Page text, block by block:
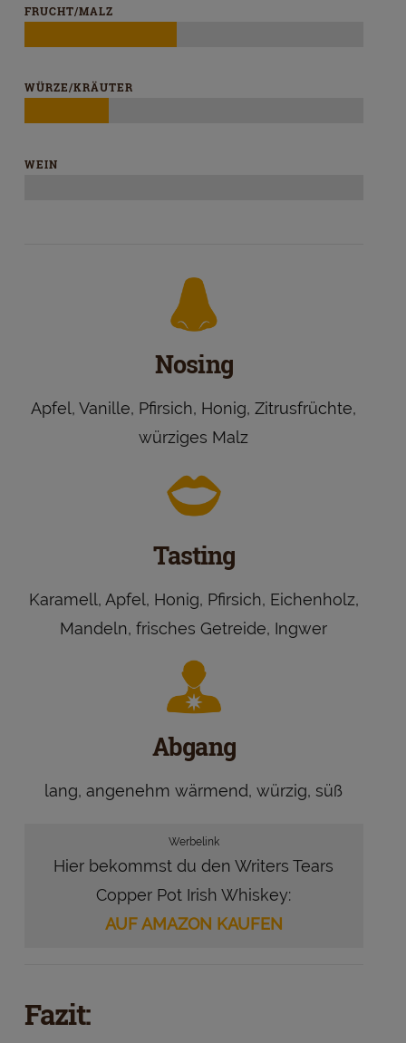
FRUCHT/MALZ
WÜRZE/KRÄUTER
WEIN
Nosing
Apfel, Vanille, Pfirsich, Honig, Zitrusfrüchte,
würziges Malz
Tasting
Karamell, Apfel, Honig, Pfirsich, Eichenholz,
Mandeln, frisches Getreide, Ingwer
Abgang
lang, angenehm wärmend, würzig, süß
Werbelink
Hier bekommst du den Writers Tears
Copper Pot Irish Whiskey:
AUF AMAZON KAUFEN
Fazit: